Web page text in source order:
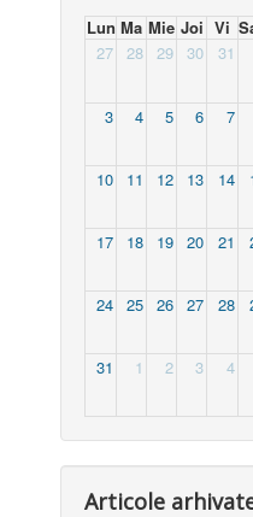
Lun Ma Mie Joi Vi
27
28 29 30 31
3 4 5 6 7
10 11 12 13 14
17 18 19 20 21
24 25 26 27 28
31 1 2 3 4
Articole